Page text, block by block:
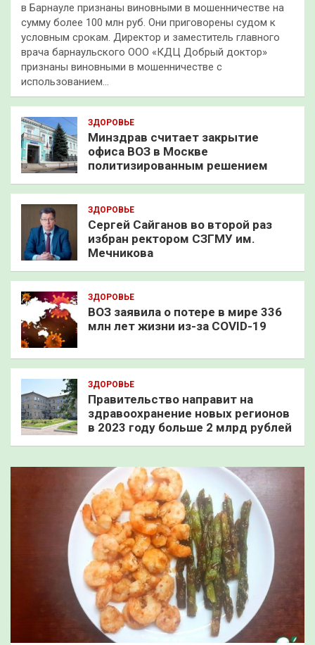
в Барнауле признаны виновными в мошенничестве на
сумму более 100 млн руб. Они приговорены судом к
условным срокам. Директор и заместитель главного
врача барнаульского ООО «КДЦ Добрый доктор»
признаны виновными в мошенничестве с
использованием…
ЗДОРОВЬЕ
Минздрав считает закрытие
офиса ВОЗ в Москве
политизированным решением
ЗДОРОВЬЕ
Сергей Сайганов во второй раз
избран ректором СЗГМУ им.
Мечникова
ЗДОРОВЬЕ
ВОЗ заявила о потере в мире 336
млн лет жизни из-за COVID-19
ЗДОРОВЬЕ
Правительство направит на
здравоохранение новых регионов
в 2023 году больше 2 млрд рублей